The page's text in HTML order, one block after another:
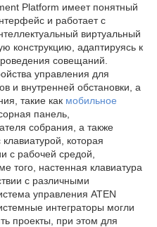
Platform имеет понятный
и работает с
виртуальный
конструкцию, адаптируясь к
совещаний.
управления для
и внутренней обстановки, а
такие как мобильное
панель,
собрания, а также
которая
с рабочей средой,
того, настенная клавиатура
с различными
управления ATEN
интеграторы могли
проекты, при этом для